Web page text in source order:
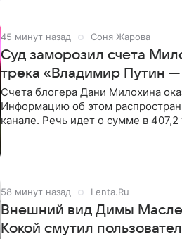
45 минут назад Соня Жарова
Суд заморозил счета
трека «Владимир Путин
Счета блогера Дани Милохина
Информацию об этом
канале. Речь идет о сумме в
58 минут назад Lenta.Ru
Внешний вид Димы
Кокой смутил